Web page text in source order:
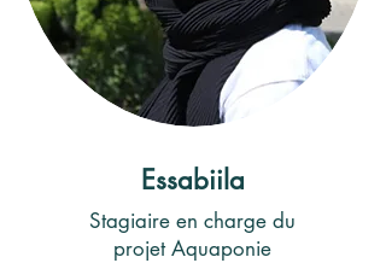
Essabiila
Stagiaire en charge du
projet Aquaponie